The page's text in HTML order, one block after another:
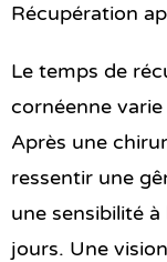
Récupération
Le temps de
cornéenne
Après une
ressentir une
une sensibilité
jours. Une